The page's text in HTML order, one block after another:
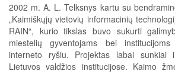
2002 m. A. L. Telksnys kartu su
„Kaimiškųjų vietovių informacinių
RAIN“, kurio tikslas buvo sukurti
miestelių gyventojams bei
interneto ryšiu. Projektas labai sunkiai
Lietuvos valdžios institucijose. Kaimo